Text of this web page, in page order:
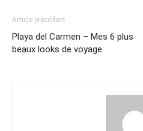
Article précédent
Playa del Carmen – Mes 6 plus
beaux looks de voyage